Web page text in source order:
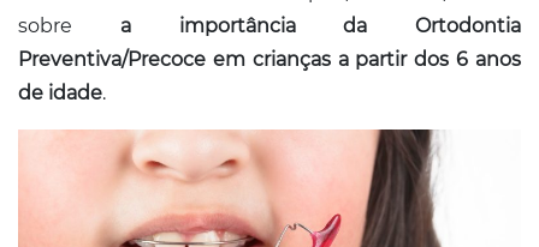
sobre a importância da Ortodontia
Preventiva/Precoce em crianças a partir dos 6 anos
de idade.